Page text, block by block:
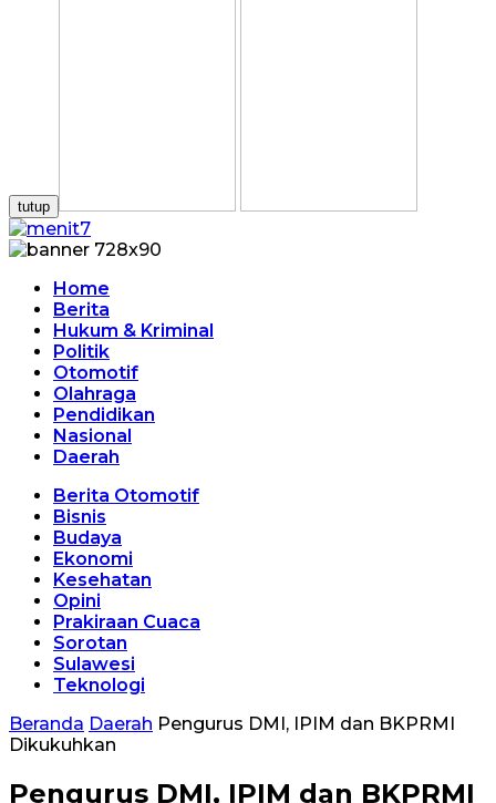
tutup
Home
Berita
Hukum & Kriminal
Politik
Otomotif
Olahraga
Pendidikan
Nasional
Daerah
Berita Otomotif
Bisnis
Budaya
Ekonomi
Kesehatan
Opini
Prakiraan Cuaca
Sorotan
Sulawesi
Teknologi
Beranda Daerah Pengurus DMI, IPIM dan BKPRMI
Dikukuhkan
Pengurus DMI, IPIM dan BKPRMI